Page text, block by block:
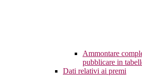
Ammontare
pubblicare in
Dati relativi ai premi